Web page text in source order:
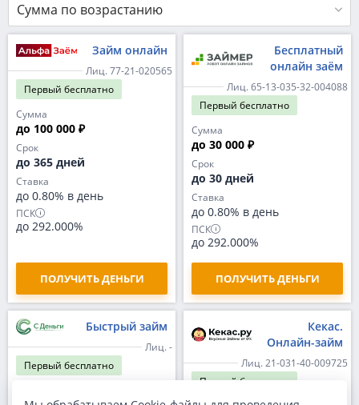
Сумма по возрастанию
Займ онлайн
Лиц. 77-21-020565
Первый бесплатно
Сумма
до 100 000 ₽
Срок
до 365 дней
Ставка
до 0.80% в день
ПСК
до 292.000%
ПОЛУЧИТЬ ДЕНЬГИ
Бесплатный
онлайн заём
Лиц. 65-13-035-32-004088
Первый бесплатно
Сумма
до 30 000 ₽
Срок
до 30 дней
Ставка
до 0.80% в день
ПСК
до 292.000%
ПОЛУЧИТЬ ДЕНЬГИ
Быстрый займ
Лиц. -
Первый бесплатно
Кекас.
Онлайн-займ
Лиц. 21-031-40-009725
Первыйбесплатно